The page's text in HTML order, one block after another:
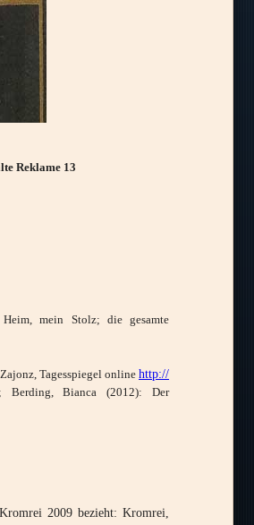
Reklame 13
mein Stolz; die gesamte
Tagesspiegel onlinehttp://
Berding, Bianca (2012): Der
2009 bezieht: Kromrei,